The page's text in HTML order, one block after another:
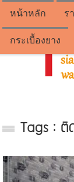
หน้าหลัก ร
กระเบื้องยาง
Tags : ติ